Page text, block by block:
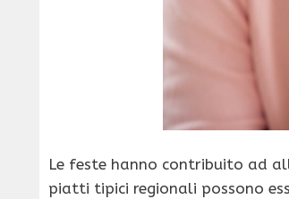
Le feste hanno contribuito ad
piatti tipici regionali possono